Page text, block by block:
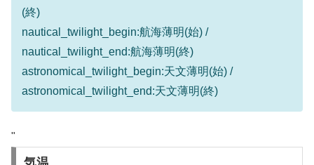
(終)
nautical_twilight_begin:航海薄明(始) /
nautical_twilight_end:航海薄明(終)
astronomical_twilight_begin:天文薄明(始) /
astronomical_twilight_end:天文薄明(終)
"